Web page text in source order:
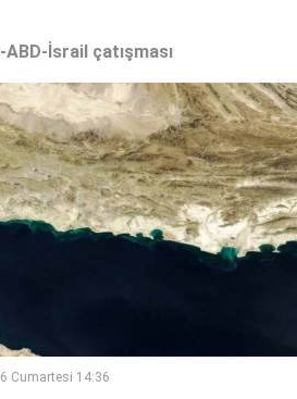
ABD-İsrail çatışması
Cumartesi 14:36